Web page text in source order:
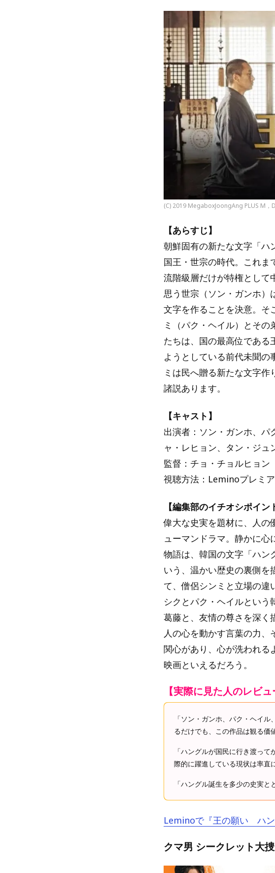
(C) 2019 MegaboxJoongAng PLUS M，
【あらすじ】
朝鮮固有の新たな文字「ハ
国王・世宗の時代。これま
流階級層だけが特権として
思う世宗（ソン・ガンホ）
文字を作ることを決意。そ
ミ（パク・ヘイル）とそ
たちは、国の最高位である
ようとしている前代未聞
ミは民へ贈る新たな文字
諸説あります。
【キャスト】
出演者：ソン・ガンホ、パ
ャ・レヒョン、タン・ジュ
監督：チョ・チョルヒョン
視聴方法：Leminoプレミ
【編集部のイチオシポイン
偉大な史実を題材に、人の
ューマンドラマ。静かに心
物語は、韓国の文字「ハン
いう、温かい歴史の裏側を
て、僧侶シンミと立場の違
シクとパク・ヘイルとい
葛藤と、友情の尊さを深く
人の心を動かす言葉の力
関心があり、心が洗われる
映画といえるだろう。
【実際に見た人のレビュ
「ソン・ガンホ、パク・ヘイ
るだけでも、この作品は観る価
「ハングルが国民に行き渡っ
際的に躍進している現状は率直
「ハングル誕生を多少の史実と
Leminoで『王の願い ハン
クマ男 シークレット大